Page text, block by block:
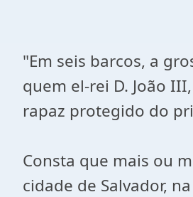
"Em seis barcos, a
quem el-rei D. João
rapaz protegido do
Consta que mais ou
cidade de Salvador,